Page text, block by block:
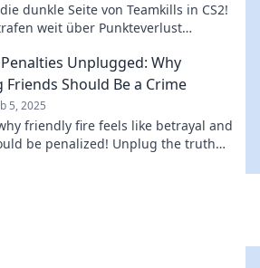
dunkle Seite von Teamkills in CS2!
weit über Punkteverlust
Unplugged: Why
Friends Should Be a Crime
5, 2025
friendly fire feels like betrayal and
be penalized! Unplug the truth